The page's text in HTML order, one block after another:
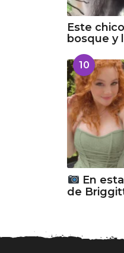
Este
bosque y
10
En
de